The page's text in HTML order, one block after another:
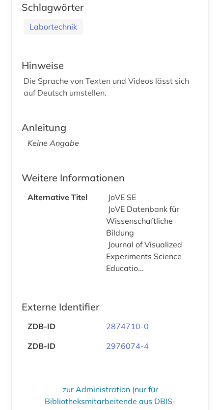
Schlagwörter
Labortechnik
Hinweise
Die Sprache von Texten und Videos lässt sich
auf Deutsch umstellen.
Anleitung
Keine Angabe
Weitere Informationen
Alternative Titel
JoVE SE
JoVE Datenbank für
Wissenschaftliche
Bildung
Journal of Visualized
Experiments Science
Educatio...
Externe Identifier
ZDB-ID
2874710-0
ZDB-ID
2976074-4
zur Administration (nur für
Bibliotheksmitarbeitende aus DBIS-